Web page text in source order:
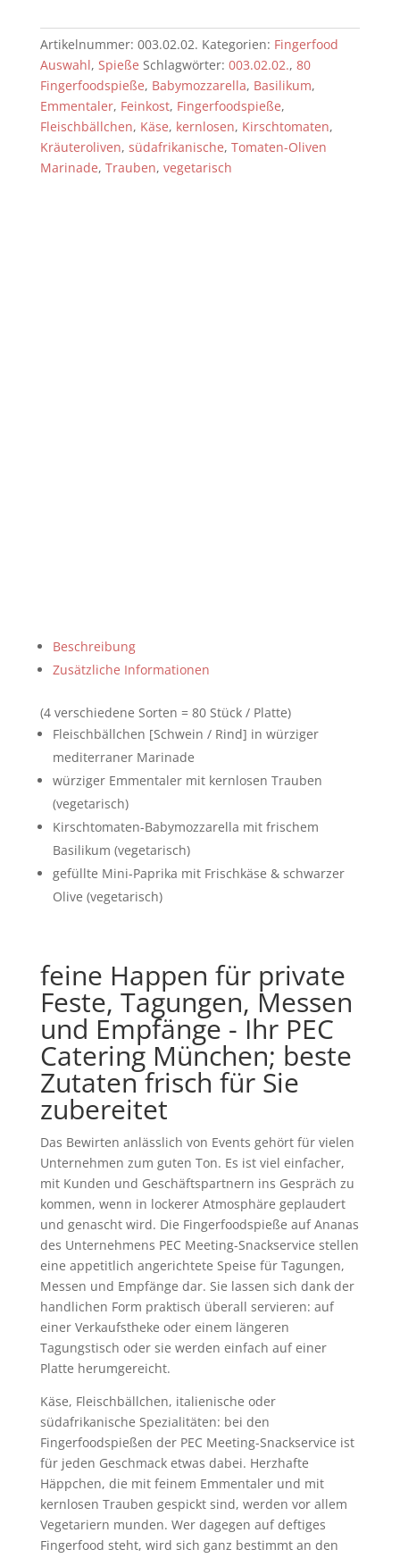
=
1,63€]
Menge
Artikelnummer: 003.02.02. Kategorien: Fingerfood
Auswahl, Spieße Schlagwörter: 003.02.02., 80
Fingerfoodspieße, Babymozzarella, Basilikum,
Emmentaler, Feinkost, Fingerfoodspieße,
Fleischbällchen, Käse, kernlosen, Kirschtomaten,
Kräuteroliven, südafrikanische, Tomaten-Oliven
Marinade, Trauben, vegetarisch
Beschreibung
Zusätzliche Informationen
(4 verschiedene Sorten = 80 Stück / Platte)
Fleischbällchen [Schwein / Rind] in würziger
mediterraner Marinade
würziger Emmentaler mit kernlosen Trauben
(vegetarisch)
Kirschtomaten-Babymozzarella mit frischem
Basilikum (vegetarisch)
gefüllte Mini-Paprika mit Frischkäse & schwarzer
Olive (vegetarisch)
feine Happen für private
Feste, Tagungen, Messen
und Empfänge - Ihr PEC
Catering München; beste
Zutaten frisch für Sie
zubereitet
Das Bewirten anlässlich von Events gehört für vielen
Unternehmen zum guten Ton. Es ist viel einfacher,
mit Kunden und Geschäftspartnern ins Gespräch zu
kommen, wenn in lockerer Atmosphäre geplaudert
und genascht wird. Die Fingerfoodspieße auf Ananas
des Unternehmens PEC Meeting-Snackservice stellen
eine appetitlich angerichtete Speise für Tagungen,
Messen und Empfänge dar. Sie lassen sich dank der
handlichen Form praktisch überall servieren: auf
einer Verkaufstheke oder einem längeren
Tagungstisch oder sie werden einfach auf einer
Platte herumgereicht.
Käse, Fleischbällchen, italienische oder
südafrikanische Spezialitäten: bei den
Fingerfoodspießen der PEC Meeting-Snackservice ist
für jeden Geschmack etwas dabei. Herzhafte
Häppchen, die mit feinem Emmentaler und mit
kernlosen Trauben gespickt sind, werden vor allem
Vegetariern munden. Wer dagegen auf deftiges
Fingerfood steht, wird sich ganz bestimmt an den